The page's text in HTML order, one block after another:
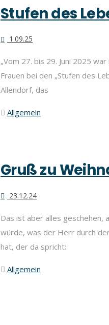
Stufen des
1.09.25
„Vom 27. bis 29. Juni 2025
Frauen bei den „Stufen des
Allendorf, das
Allgemein
Gruß zu
23.12.24
Das ist aber alles geschehen,
würde, was der Herr durch
hat, der da spricht:
Allgemein